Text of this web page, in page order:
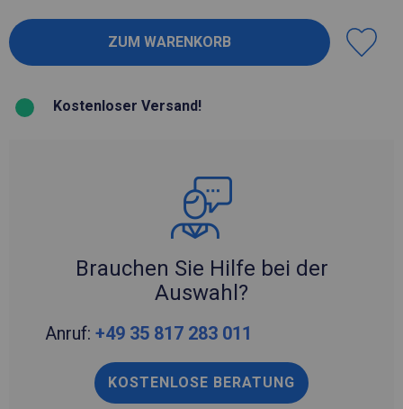
Kostenloser Versand!
Brauchen Sie Hilfe bei der
Auswahl?
Anruf: +49 35 817 283 011
KOSTENLOSE BERATUNG